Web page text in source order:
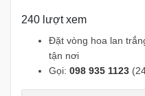
240 lượt xem
Đặt vòng hoa lan
tận nơi
Gọi: 098 935 1123